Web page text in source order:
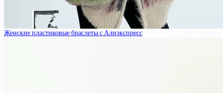
Женские пластиковые браслеты с Алиэкспресс